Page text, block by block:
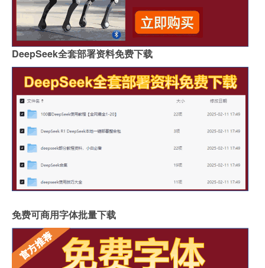
DeepSeek全套部署资料免费下载
免费可商用字体批量下载